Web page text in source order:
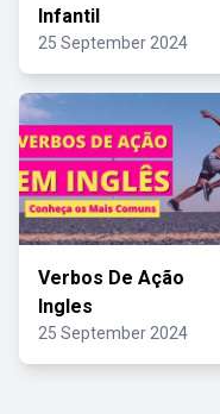
Infantil
25 September 2024
Verbos De Ação
Ingles
25 September 2024